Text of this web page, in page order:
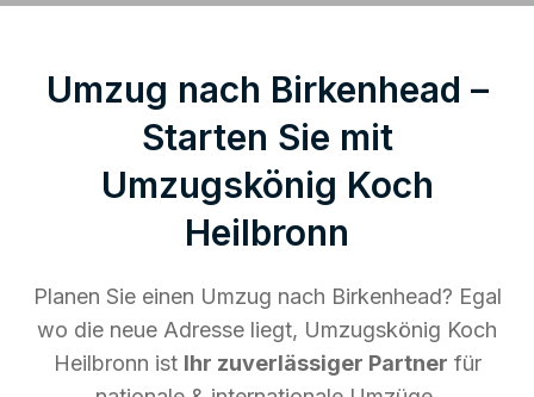
Umzug nach Birkenhead –
Starten Sie mit
Umzugskönig Koch
Heilbronn
Planen Sie einen Umzug nach Birkenhead? Egal
wo die neue Adresse liegt, Umzugskönig Koch
Heilbronn ist Ihr zuverlässiger Partner für